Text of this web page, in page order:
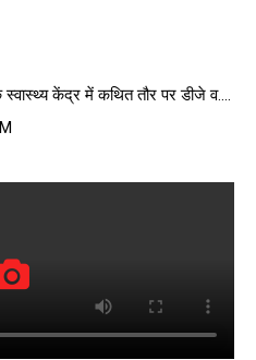
केंद्र में कथित तौर पर डीजे व....